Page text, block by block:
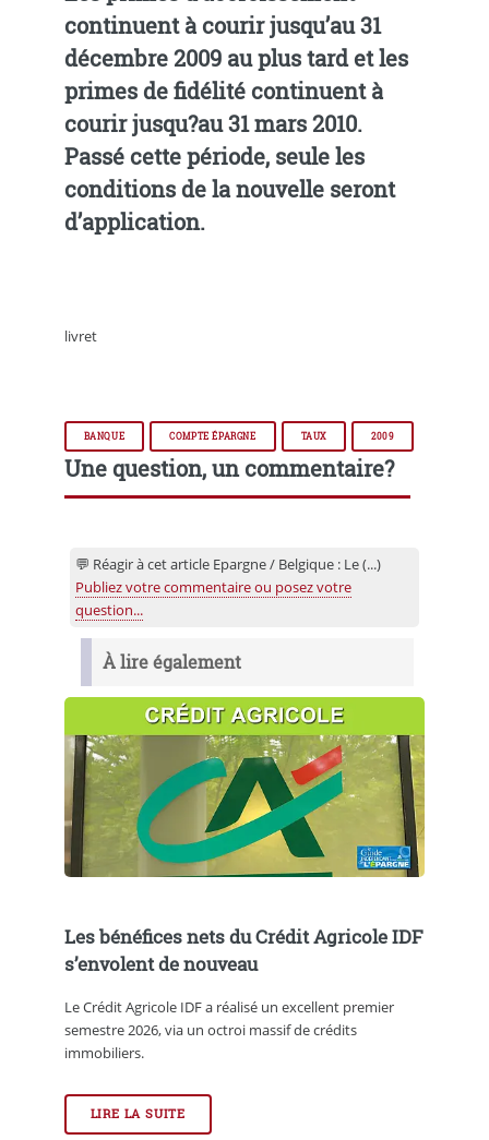
continuent à courir jusqu’au 31
décembre 2009 au plus tard et les
primes de fidélité continuent à
courir jusqu?au 31 mars 2010.
Passé cette période, seule les
conditions de la nouvelle seront
d’application.
livret
BANQUE COMPTE ÉPARGNE TAUX 2009
Une question, un commentaire?
💬 Réagir à cet article Epargne / Belgique : Le (...)
Publiez votre commentaire ou posez votre
question...
À lire également
Les bénéfices nets du Crédit Agricole IDF
s’envolent de nouveau
Le Crédit Agricole IDF a réalisé un excellent premier
semestre 2026, via un octroi massif de crédits
immobiliers.
LIRE LA SUITE